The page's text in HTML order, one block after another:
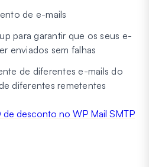
de e-mails
para garantir que os seus e-
enviados sem falhas
de diferentes e-mails do
diferentes remetentes
de desconto no WP Mail SMTP